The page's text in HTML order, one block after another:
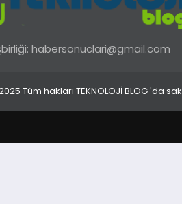
habersonuclari@gmail.com
Tüm hakları TEKNOLOJİ BLOG 'da